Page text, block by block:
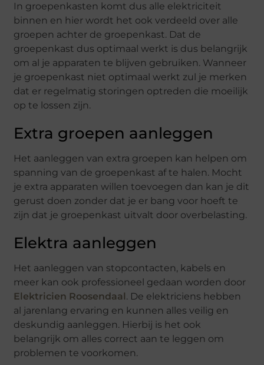
In groepenkasten komt dus alle elektriciteit
binnen en hier wordt het ook verdeeld over alle
groepen achter de groepenkast. Dat de
groepenkast dus optimaal werkt is dus belangrijk
om al je apparaten te blijven gebruiken. Wanneer
je groepenkast niet optimaal werkt zul je merken
dat er regelmatig storingen optreden die moeilijk
op te lossen zijn.
Extra groepen aanleggen
Het aanleggen van extra groepen kan helpen om
spanning van de groepenkast af te halen. Mocht
je extra apparaten willen toevoegen dan kan je dit
gerust doen zonder dat je er bang voor hoeft te
zijn dat je groepenkast uitvalt door overbelasting.
Elektra aanleggen
Het aanleggen van stopcontacten, kabels en
meer kan ook professioneel gedaan worden door
Elektricien Roosendaal . De elektriciens hebben
al jarenlang ervaring en kunnen alles veilig en
deskundig aanleggen. Hierbij is het ook
belangrijk om alles correct aan te leggen om
problemen te voorkomen.